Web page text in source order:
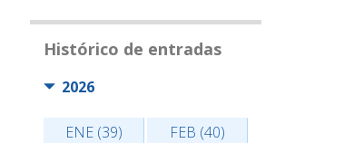
Histórico de entradas
2026
ENE (39)
FEB (40)